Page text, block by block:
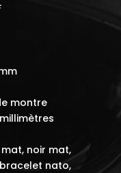
montre
noir mat,
nato,